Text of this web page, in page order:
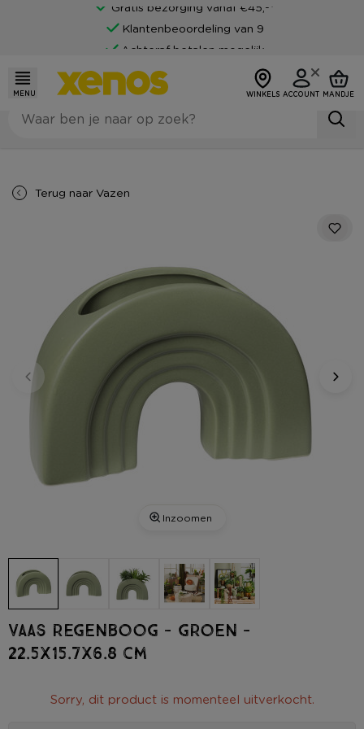
Gratis bezorging vanaf €45,-*
Klantenbeoordeling van 9
Achteraf betalen mogelijk
MENU WINKELS ACCOUNT MANDJE
Terug naar Vazen
Inzoomen
Vaas regenboog - groen -
22.5x15.7x6.8 cm
Sorry, dit product is momenteel uitverkocht.